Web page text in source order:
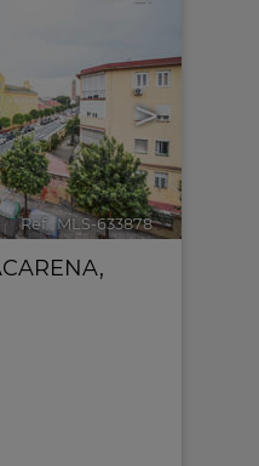
>
Ref.. MLS-633878 🔗
,